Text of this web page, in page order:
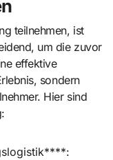
teilnehmen, ist
um die zuvor
effektive
sondern
Hier sind